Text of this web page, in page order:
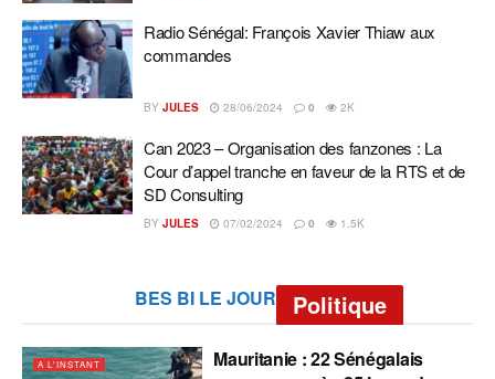
Radio Sénégal: François Xavier Thiaw aux
commandes
BY JULES 28/06/2024 0 2K
Can 2023 – Organisation des fanzones : La
Cour d’appel tranche en faveur de la RTS et de
SD Consulting
BY JULES 07/02/2024 0 1.5K
BES BI LE JOUR Politique
A L'INSTANT
Mauritanie : 22 Sénégalais